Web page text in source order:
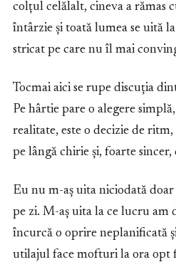
colțul celălalt, cineva a rămas
întârzie și toată lumea se uită
stricat pe care nu îl mai
Tocmai aici se rupe discuția
Pe hârtie pare o alegere
realitate, este o decizie de
pe lângă chirie și, foarte sincer,
Eu nu m-aș uita niciodată
pe zi. M-aș uita la ce lucru am
încurcă o oprire neplanificată
utilajul face mofturi la ora opt